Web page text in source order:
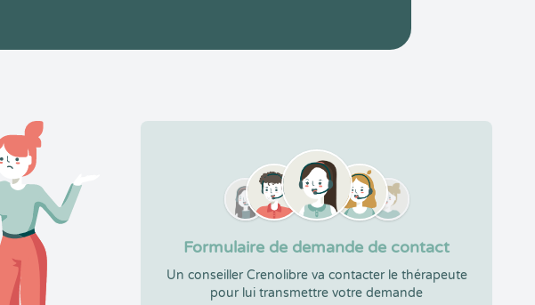
Formulaire de demande de contact
Un conseiller Crenolibre va contacter le thérapeute
pour lui transmettre votre demande